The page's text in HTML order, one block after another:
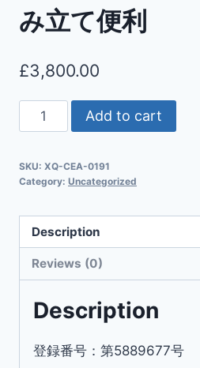
み立て便利
£3,800.00
Add to cart
SKU: XQ-CEA-0191
Category: Uncategorized
Description
Reviews (0)
Description
登録番号：第5889677号